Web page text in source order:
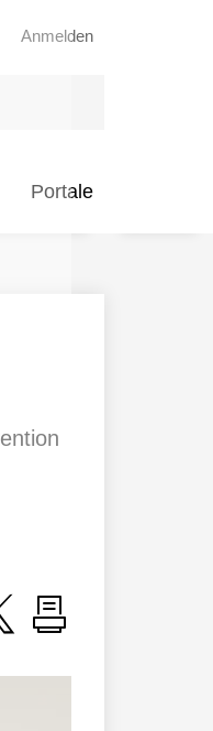
Anmelden
Portale